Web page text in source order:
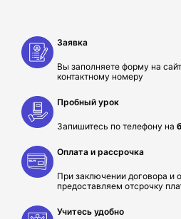
Заявка
Вы заполняете форму на
контактному номеру
Пробный урок
Запишитесь по телефону на
Оплата и рассрочка
При заключении договора и
предоставляем отсрочку
Учитесь удобно